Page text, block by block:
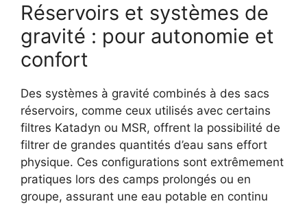
Réservoirs et systèmes de
gravité : pour autonomie et
confort
Des systèmes à gravité combinés à des sacs
réservoirs, comme ceux utilisés avec certains
filtres Katadyn ou MSR, offrent la possibilité de
filtrer de grandes quantités d’eau sans effort
physique. Ces configurations sont extrêmement
pratiques lors des camps prolongés ou en
groupe, assurant une eau potable en continu